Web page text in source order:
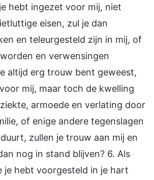
hebt ingezet voor mij, niet
eisen, zul je dan
en teleurgesteld zijn in mij, of
en verwensingen
altijd erg trouw bent geweest,
mij, maar toch de kwelling
armoede en verlating door
of enige andere tegenslagen
zullen je trouw aan mij en
nog in stand blijven? 6. Als
je hebt voorgesteld in je hart